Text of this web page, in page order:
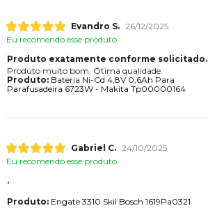
Evandro S. 26/12/2025
Eu recomendo esse produto.
Produto exatamente conforme solicitado.
Produto muito bom. Ótima qualidade.
Produto:Bateria Ni-Cd 4,8V 0,6Ah Para
Parafusadeira 6723W - Makita Tp00000164
Gabriel C. 24/10/2025
Eu recomendo esse produto.
.
.
Produto:Engate 3310 Skil Bosch 1619Pa0321